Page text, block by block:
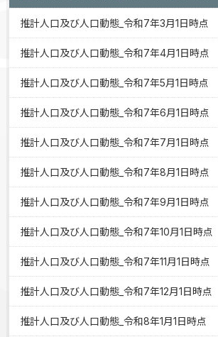
推計人口及び人口動態_令和7年3月1日時点
推計人口及び人口動態_令和7年4月1日時点
推計人口及び人口動態_令和7年5月1日時点
推計人口及び人口動態_令和7年6月1日時点
推計人口及び人口動態_令和7年7月1日時点
推計人口及び人口動態_令和7年8月1日時点
推計人口及び人口動態_令和7年9月1日時点
推計人口及び人口動態_令和7年10月1日時点
推計人口及び人口動態_令和7年11月1日時点
推計人口及び人口動態_令和7年12月1日時点
推計人口及び人口動態_令和8年1月1日時点